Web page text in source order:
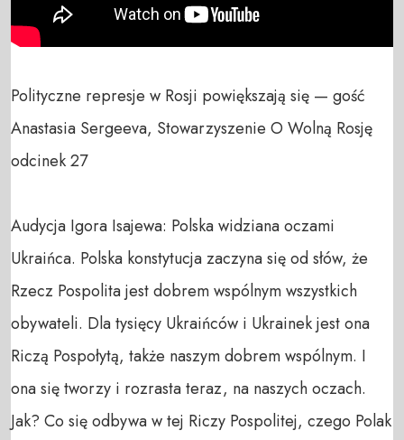
Polityczne represje w Rosji powiększają się — gość
Anastasia Sergeeva, Stowarzyszenie O Wolną Rosję
odcinek 27
Audycja Igora Isajewa: Polska widziana oczami
Ukraińca. Polska konstytucja zaczyna się od słów, że
Rzecz Pospolita jest dobrem wspólnym wszystkich
obywateli. Dla tysięcy Ukraińców i Ukrainek jest ona
Riczą Pospołytą, także naszym dobrem wspólnym. I
ona się tworzy i rozrasta teraz, na naszych oczach.
Jak? Co się odbywa w tej Riczy Pospolitej, czego Polak